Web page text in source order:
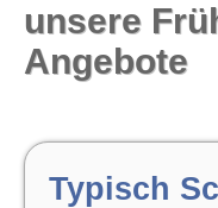
Blog
unsere
Angebote
Typisch